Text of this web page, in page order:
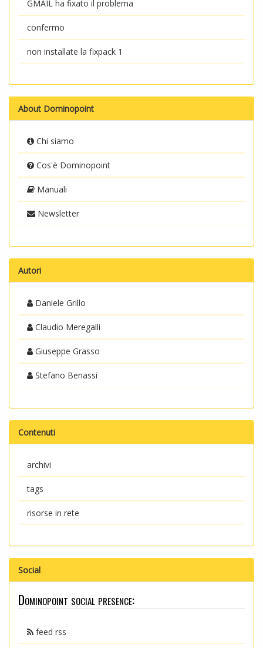
GMAIL ha fixato il problema
confermo
non installate la fixpack 1
About Dominopoint
Chi siamo
Cos'è Dominopoint
Manuali
Newsletter
Autori
Daniele Grillo
Claudio Meregalli
Giuseppe Grasso
Stefano Benassi
Contenuti
archivi
tags
risorse in rete
Social
Dominopoint social presence:
feed rss